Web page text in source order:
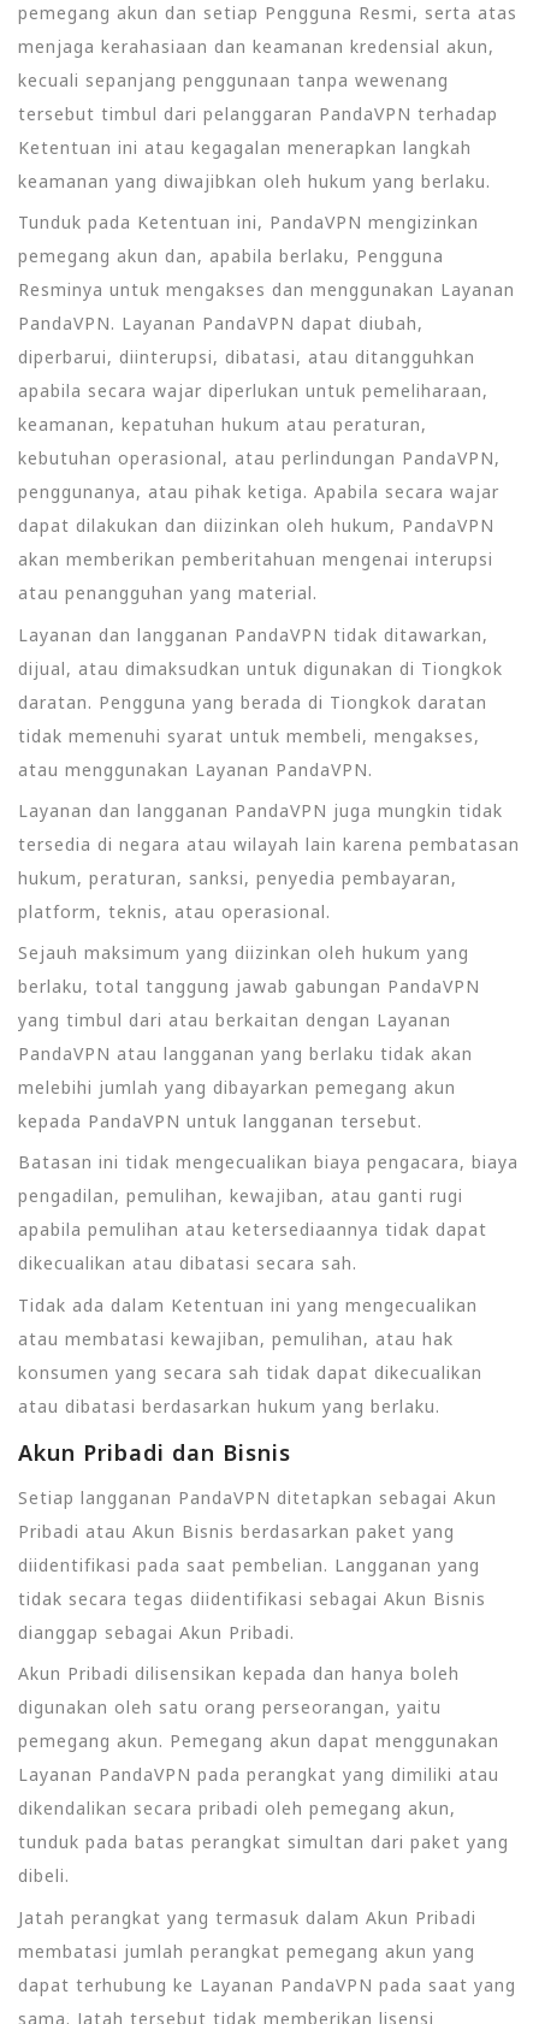
pemegang akun dan setiap Pengguna Resmi, serta atas
menjaga kerahasiaan dan keamanan kredensial akun,
kecuali sepanjang penggunaan tanpa wewenang
tersebut timbul dari pelanggaran PandaVPN terhadap
Ketentuan ini atau kegagalan menerapkan langkah
keamanan yang diwajibkan oleh hukum yang berlaku.
Tunduk pada Ketentuan ini, PandaVPN mengizinkan
pemegang akun dan, apabila berlaku, Pengguna
Resminya untuk mengakses dan menggunakan Layanan
PandaVPN. Layanan PandaVPN dapat diubah,
diperbarui, diinterupsi, dibatasi, atau ditangguhkan
apabila secara wajar diperlukan untuk pemeliharaan,
keamanan, kepatuhan hukum atau peraturan,
kebutuhan operasional, atau perlindungan PandaVPN,
penggunanya, atau pihak ketiga. Apabila secara wajar
dapat dilakukan dan diizinkan oleh hukum, PandaVPN
akan memberikan pemberitahuan mengenai interupsi
atau penangguhan yang material.
Layanan dan langganan PandaVPN tidak ditawarkan,
dijual, atau dimaksudkan untuk digunakan di Tiongkok
daratan. Pengguna yang berada di Tiongkok daratan
tidak memenuhi syarat untuk membeli, mengakses,
atau menggunakan Layanan PandaVPN.
Layanan dan langganan PandaVPN juga mungkin tidak
tersedia di negara atau wilayah lain karena pembatasan
hukum, peraturan, sanksi, penyedia pembayaran,
platform, teknis, atau operasional.
Sejauh maksimum yang diizinkan oleh hukum yang
berlaku, total tanggung jawab gabungan PandaVPN
yang timbul dari atau berkaitan dengan Layanan
PandaVPN atau langganan yang berlaku tidak akan
melebihi jumlah yang dibayarkan pemegang akun
kepada PandaVPN untuk langganan tersebut.
Batasan ini tidak mengecualikan biaya pengacara, biaya
pengadilan, pemulihan, kewajiban, atau ganti rugi
apabila pemulihan atau ketersediaannya tidak dapat
dikecualikan atau dibatasi secara sah.
Tidak ada dalam Ketentuan ini yang mengecualikan
atau membatasi kewajiban, pemulihan, atau hak
konsumen yang secara sah tidak dapat dikecualikan
atau dibatasi berdasarkan hukum yang berlaku.
Akun Pribadi dan Bisnis
Setiap langganan PandaVPN ditetapkan sebagai Akun
Pribadi atau Akun Bisnis berdasarkan paket yang
diidentifikasi pada saat pembelian. Langganan yang
tidak secara tegas diidentifikasi sebagai Akun Bisnis
dianggap sebagai Akun Pribadi.
Akun Pribadi dilisensikan kepada dan hanya boleh
digunakan oleh satu orang perseorangan, yaitu
pemegang akun. Pemegang akun dapat menggunakan
Layanan PandaVPN pada perangkat yang dimiliki atau
dikendalikan secara pribadi oleh pemegang akun,
tunduk pada batas perangkat simultan dari paket yang
dibeli.
Jatah perangkat yang termasuk dalam Akun Pribadi
membatasi jumlah perangkat pemegang akun yang
dapat terhubung ke Layanan PandaVPN pada saat yang
sama. Jatah tersebut tidak memberikan lisensi